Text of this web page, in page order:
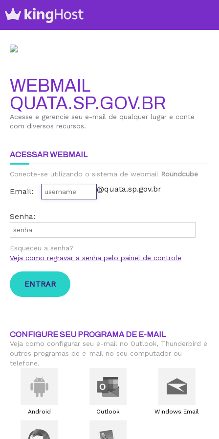
WEBMAIL
QUATA.SP.GOV.BR
Acesse e gerencie seu e-mail de qualquer lugar e conte
com diversos recursos.
ACESSAR WEBMAIL
Conecte-se utilizando o sistema de webmail Roundcube
Email: @quata.sp.gov.br
Senha:
Esqueceu a senha?
Veja como regravar a senha pelo painel de controle
CONFIGURE SEU PROGRAMA DE E-MAIL
Veja como configurar seu e-mail no Outlook, Thunderbird e
outros programas de e-mail no seu computador ou
telefone.
Android Outlook Windows Email